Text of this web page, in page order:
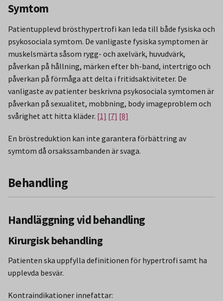
Symtom
Patientupplevd brösthypertrofi kan leda till både fysiska och
psykosociala symtom. De vanligaste fysiska symptomen är
muskelsmärta såsom rygg- och axelvärk, huvudvärk,
påverkan på hållning, märken efter bh-band, intertrigo och
påverkan på förmåga att delta i fritidsaktiviteter. De
vanligaste av patienter beskrivna psykosociala symtomen är
påverkan på sexualitet, mobbning, body imageproblem och
svårighet att hitta kläder. [1] [7] [8]
En bröstreduktion kan inte garantera förbättring av
symtom då orsakssambanden är svaga.
Behandling
Handläggning vid behandling
Kirurgisk behandling
Patienten ska uppfylla definitionen för hypertrofi samt ha
upplevda besvär.
Kontraindikationer innefattar: